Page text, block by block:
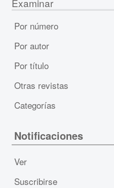
Por número
Por autor
Por título
Otras revistas
Categorías
Notificaciones
Ver
Suscribirse